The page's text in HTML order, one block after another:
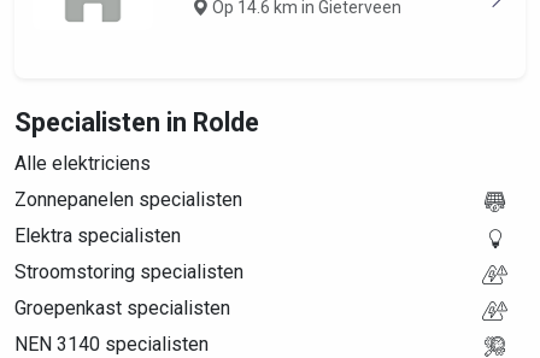
Op 14.6 km in Gieterveen
Specialisten in Rolde
Alle elektriciens
Zonnepanelen specialisten
Elektra specialisten
Stroomstoring specialisten
Groepenkast specialisten
NEN 3140 specialisten